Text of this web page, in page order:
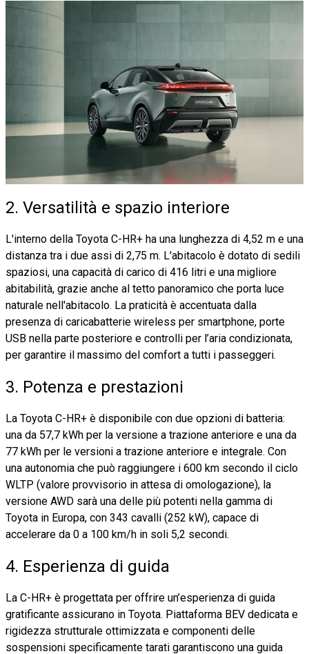
2. Versatilità e spazio interiore
L'interno della Toyota C-HR+ ha una lunghezza di 4,52 m e una
distanza tra i due assi di 2,75 m. L'abitacolo è dotato di sedili
spaziosi, una capacità di carico di 416 litri e una migliore
abitabilità, grazie anche al tetto panoramico che porta luce
naturale nell'abitacolo. La praticità è accentuata dalla
presenza di caricabatterie wireless per smartphone, porte
USB nella parte posteriore e controlli per l’aria condizionata,
per garantire il massimo del comfort a tutti i passeggeri.
3. Potenza e prestazioni
La Toyota C-HR+ è disponibile con due opzioni di batteria:
una da 57,7 kWh per la versione a trazione anteriore e una da
77 kWh per le versioni a trazione anteriore e integrale. Con
una autonomia che può raggiungere i 600 km secondo il ciclo
WLTP (valore provvisorio in attesa di omologazione), la
versione AWD sarà una delle più potenti nella gamma di
Toyota in Europa, con 343 cavalli (252 kW), capace di
accelerare da 0 a 100 km/h in soli 5,2 secondi.
4. Esperienza di guida
La C-HR+ è progettata per offrire un’esperienza di guida
gratificante assicurano in Toyota. Piattaforma BEV dedicata e
rigidezza strutturale ottimizzata e componenti delle
sospensioni specificamente tarati garantiscono una guida